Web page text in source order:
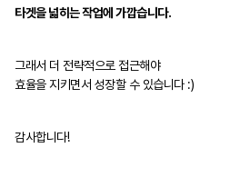
타겟을 넓히는 작업에 가깝습니다.
그래서 더 전략적으로 접근해야
효율을 지키면서 성장할 수 있습니다 :)
감사합니다!